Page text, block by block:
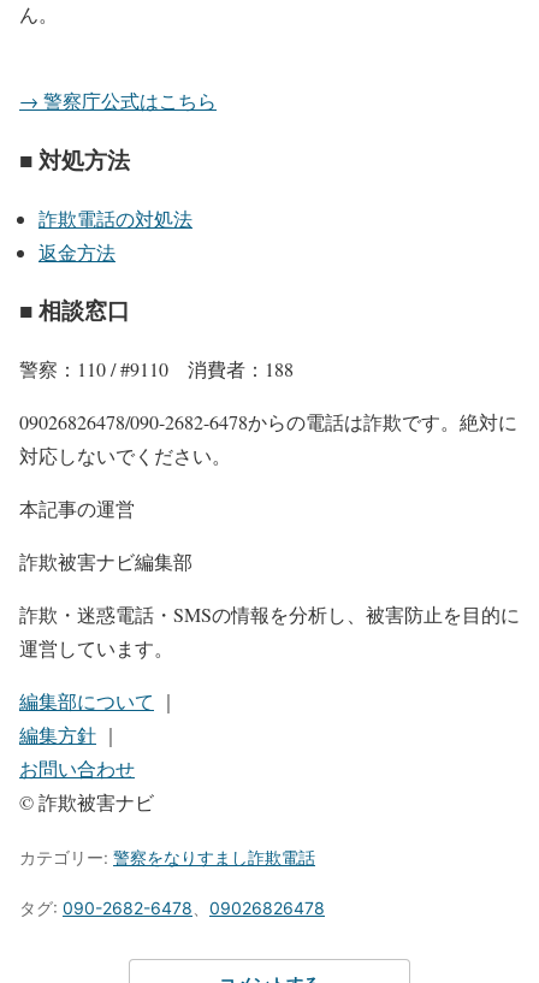
ん。
→ 警察庁公式はこちら
■ 対処方法
詐欺電話の対処法
返金方法
■ 相談窓口
警察：110 / #9110 消費者：188
09026826478/090-2682-6478からの電話は詐欺です。絶対に
対応しないでください。
本記事の運営
詐欺被害ナビ編集部
詐欺・迷惑電話・SMSの情報を分析し、被害防止を目的に
運営しています。
編集部について ｜
編集方針 ｜
お問い合わせ
© 詐欺被害ナビ
カテゴリー: 警察をなりすまし詐欺電話
タグ: 090-2682-6478 09026826478